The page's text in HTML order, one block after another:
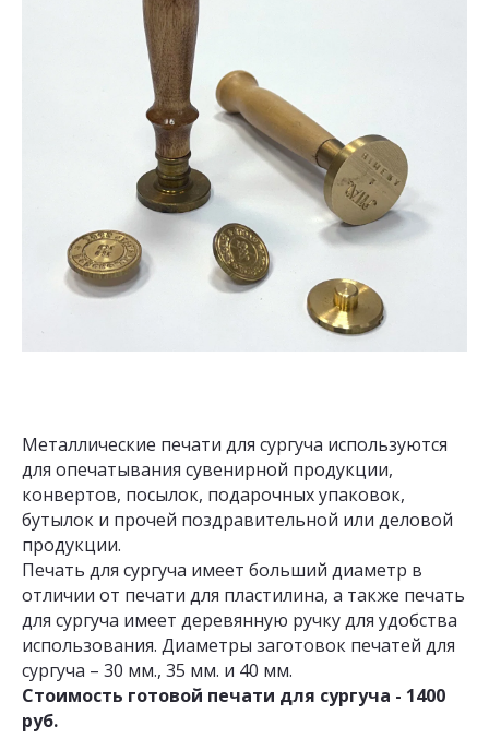
Металлические печати для сургуча используются
для опечатывания сувенирной продукции,
конвертов, посылок, подарочных упаковок,
бутылок и прочей поздравительной или деловой
продукции.
Печать для сургуча имеет больший диаметр в
отличии от печати для пластилина, а также печать
для сургуча имеет деревянную ручку для удобства
использования. Диаметры заготовок печатей для
сургуча – 30 мм., 35 мм. и 40 мм.
Стоимость готовой печати для сургуча - 1400
руб.